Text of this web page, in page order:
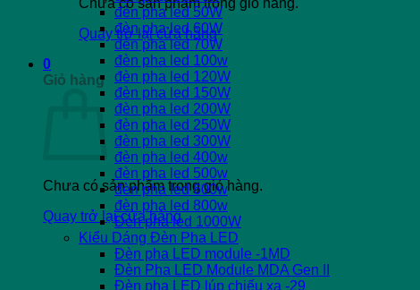
Quay trở lại cửa hàng
0
Giỏ hàng
Chưa có sản phẩm trong giỏ hàng.
Quay trở lại cửa hàng
đèn pha led 50W
đèn pha led 60W
đèn pha led 70W
đèn pha led 100w
đèn pha led 120W
đèn pha led 150W
đèn pha led 200W
đèn pha led 250W
đèn pha led 300W
đèn pha led 400w
đèn pha led 500w
đèn pha led 600w
đèn pha led 800w
Đèn pha led 1000W
Kiểu Dáng Đèn Pha LED
Đèn pha LED module -1MD
Đèn Pha LED Module MDA Gen II
Đèn pha LED lúp chiếu xa -29